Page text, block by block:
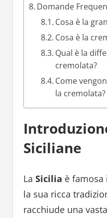
Domande
Cosa è la
Cosa è la
Qual è la
cremolata?
Come
la cremolata?
Siciliane
La Sicilia è
la sua ricca
racchiude una